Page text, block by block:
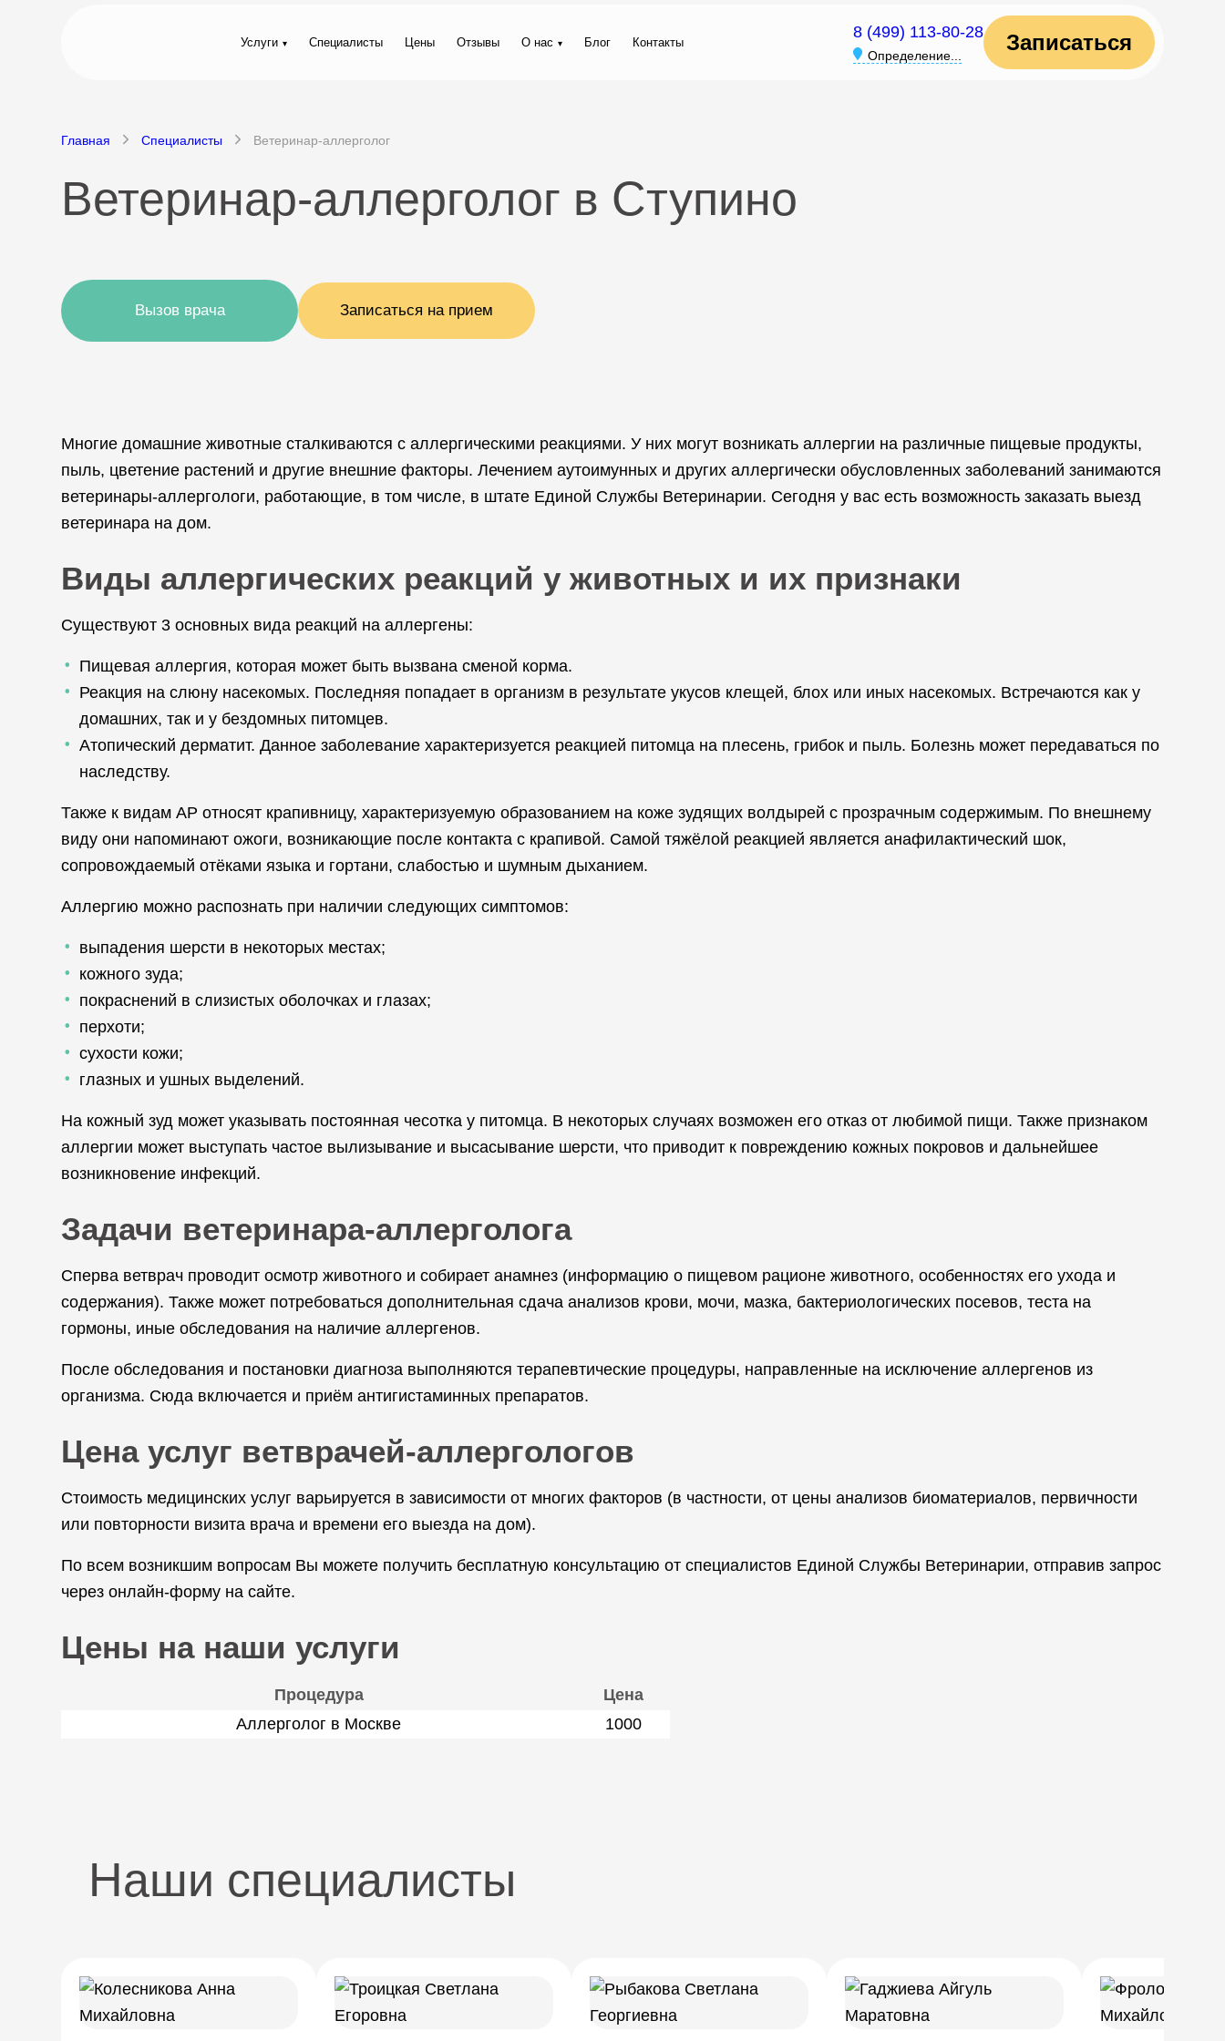
Услуги Специалисты Цены Отзывы О нас Блог Контакты
8 (499) 113-80-28
Определение...
Записаться
Главная Специалисты Ветеринар-аллерголог
Ветеринар-аллерголог в Ступино
Вызов врача Записаться на прием
Многие домашние животные сталкиваются с аллергическими реакциями. У них могут возникать аллергии на различные пищевые продукты,
пыль, цветение растений и другие внешние факторы. Лечением аутоимунных и других аллергически обусловленных заболеваний занимаются
ветеринары-аллергологи, работающие, в том числе, в штате Единой Службы Ветеринарии. Сегодня у вас есть возможность заказать выезд
ветеринара на дом.
Виды аллергических реакций у животных и их признаки
Существуют 3 основных вида реакций на аллергены:
Пищевая аллергия, которая может быть вызвана сменой корма.
Реакция на слюну насекомых. Последняя попадает в организм в результате укусов клещей, блох или иных насекомых. Встречаются как у
домашних, так и у бездомных питомцев.
Атопический дерматит. Данное заболевание характеризуется реакцией питомца на плесень, грибок и пыль. Болезнь может передаваться по
наследству.
Также к видам АР относят крапивницу, характеризуемую образованием на коже зудящих волдырей с прозрачным содержимым. По внешнему
виду они напоминают ожоги, возникающие после контакта с крапивой. Самой тяжёлой реакцией является анафилактический шок,
сопровождаемый отёками языка и гортани, слабостью и шумным дыханием.
Аллергию можно распознать при наличии следующих симптомов:
выпадения шерсти в некоторых местах;
кожного зуда;
покраснений в слизистых оболочках и глазах;
перхоти;
сухости кожи;
глазных и ушных выделений.
На кожный зуд может указывать постоянная чесотка у питомца. В некоторых случаях возможен его отказ от любимой пищи. Также признаком
аллергии может выступать частое вылизывание и высасывание шерсти, что приводит к повреждению кожных покровов и дальнейшее
возникновение инфекций.
Задачи ветеринара-аллерголога
Сперва ветврач проводит осмотр животного и собирает анамнез (информацию о пищевом рационе животного, особенностях его ухода и
содержания). Также может потребоваться дополнительная сдача анализов крови, мочи, мазка, бактериологических посевов, теста на
гормоны, иные обследования на наличие аллергенов.
После обследования и постановки диагноза выполняются терапевтические процедуры, направленные на исключение аллергенов из
организма. Сюда включается и приём антигистаминных препаратов.
Цена услуг ветврачей-аллергологов
Стоимость медицинских услуг варьируется в зависимости от многих факторов (в частности, от цены анализов биоматериалов, первичности
или повторности визита врача и времени его выезда на дом).
По всем возникшим вопросам Вы можете получить бесплатную консультацию от специалистов Единой Службы Ветеринарии, отправив запрос
через онлайн-форму на сайте.
Цены на наши услуги
Процедура
Цена
Аллерголог в Москве
1000
Наши специалисты